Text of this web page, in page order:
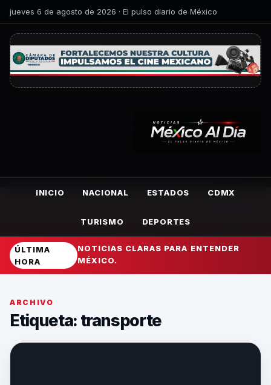
jueves 6 de agosto de 2026 · El pulso diario de México
INICIO NACIONAL ESTADOS CDMX
TURISMO DEPORTES
ÚLTIMA
HORA
NOTICIAS CLARAS PARA ENTENDER
MÉXICO.
ARCHIVO
Etiqueta: transporte